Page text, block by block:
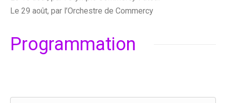
Le 29 août, par l’Orchestre de Commercy
Programmation